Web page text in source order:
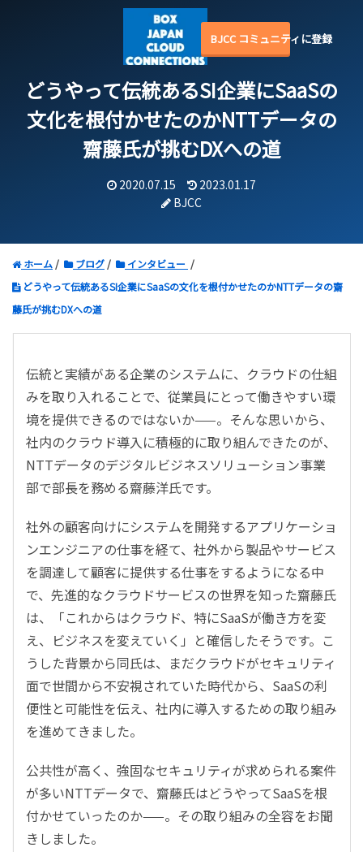
BJCC コミュニティに登録
どうやって伝統あるSI企業にSaaSの
文化を根付かせたのかNTTデータの
齋藤氏が挑むDXへの道
2020.07.15
2023.01.17
BJCC
ホーム ブログ
インタビュー
どうやって伝統あるSI企業にSaaSの文化を根付かせたのかNTTデータの齋
藤氏が挑むDXへの道
伝統と実績がある企業のシステムに、クラウドの仕組
みを取り入れることで、従業員にとって働きやすい環
境を提供できるのではないか——。そんな思いから、
社内のクラウド導入に積極的に取り組んできたのが、
NTTデータのデジタルビジネスソリューション事業
部で部長を務める齋藤洋氏です。
社外の顧客向けにシステムを開発するアプリケーショ
ンエンジニアの仕事を経て、社外から製品やサービス
を調達して顧客に提供する仕事をするようになる中
で、先進的なクラウドサービスの世界を知った齋藤氏
は、「これからはクラウド、特にSaaSが働き方を変
え、ビジネスを変えていく」と確信したそうです。こ
うした背景から同氏は、まだクラウドがセキュリティ
面で世間から不安視されていた時代から、SaaSの利
便性と可能性を伝え、社内に導入するための取り組み
を進めてきました。
公共性が高く、強固なセキュリティが求められる案件
が多いNTTデータで、齋藤氏はどうやってSaaSを根
付かせていったのか——。その取り組みの全容をお聞
きしました。